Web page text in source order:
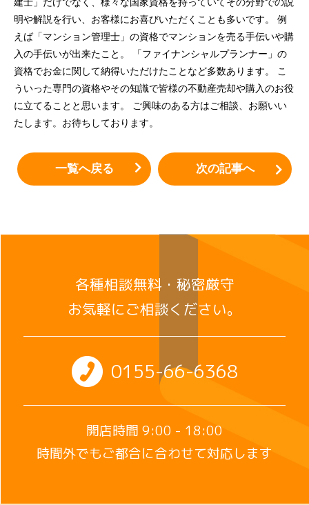
建士」だけでなく、様々な国家資格を持っていてその分野での説
明や解説を行い、お客様にお喜びいただくことも多いです。 例
えば「マンション管理士」の資格でマンションを売る手伝いや購
入の手伝いが出来たこと。 「ファイナンシャルプランナー」の
資格でお金に関して納得いただけたことなど多数あります。 こ
ういった専門の資格やその知識で皆様の不動産売却や購入のお役
に立てることと思います。 ご興味のある方はご相談、お願いい
たします。お待ちしております。
一覧へ戻る 次の記事へ
各種相談無料・秘密厳守
お気軽にご相談ください。
0155-66-6368
開店時間 9:00 - 18:00
時間外でもご都合に合わせて対応します